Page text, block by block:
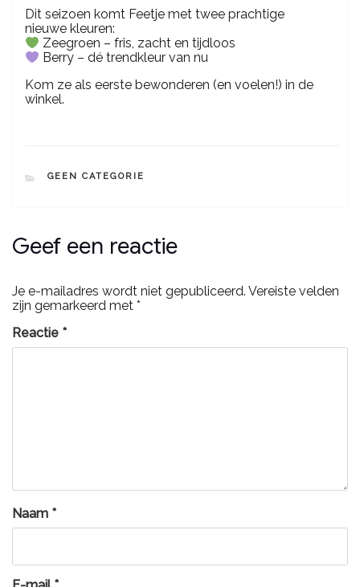
Dit seizoen komt Feetje met twee prachtige
nieuwe kleuren:
Zeegroen – fris, zacht en tijdloos
Berry – dé trendkleur van nu
Kom ze als eerste bewonderen (en voelen!) in de
winkel.
GEEN CATEGORIE
Geef een reactie
Je e-mailadres wordt niet gepubliceerd. Vereiste velden
zijn gemarkeerd met *
Reactie *
Naam *